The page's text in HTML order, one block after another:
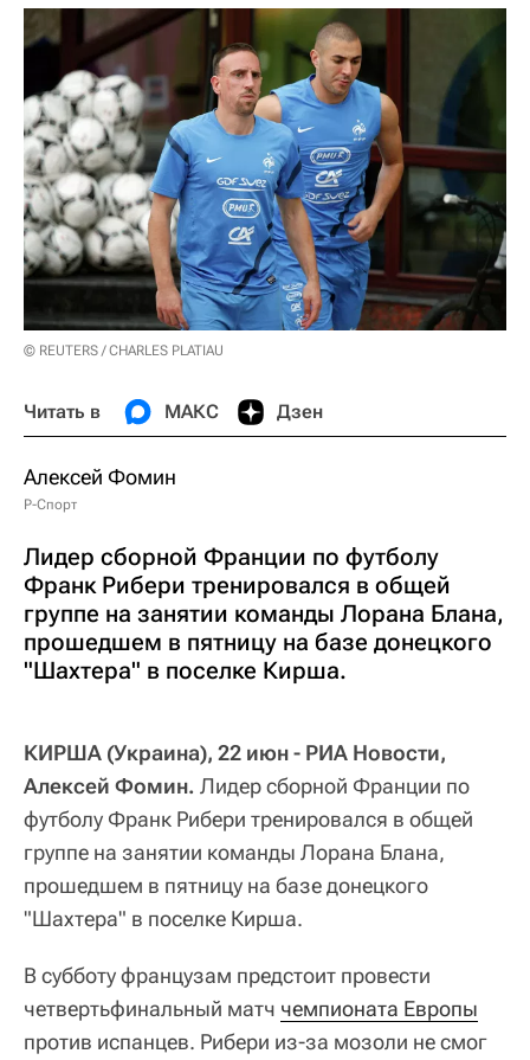
© REUTERS / CHARLES PLATIAU
Читать в МАКС Дзен
Алексей Фомин
Р-Спорт
Лидер сборной Франции по футболу
Франк Рибери тренировался в общей
группе на занятии команды Лорана Блана,
прошедшем в пятницу на базе донецкого
"Шахтера" в поселке Кирша.
КИРША (Украина), 22 июн - РИА Новости,
Алексей Фомин. Лидер сборной Франции по
футболу Франк Рибери тренировался в общей
группе на занятии команды Лорана Блана,
прошедшем в пятницу на базе донецкого
"Шахтера" в поселке Кирша.
В субботу французам предстоит провести
четвертьфинальный матч чемпионата Европы
против испанцев. Рибери из-за мозоли не смог